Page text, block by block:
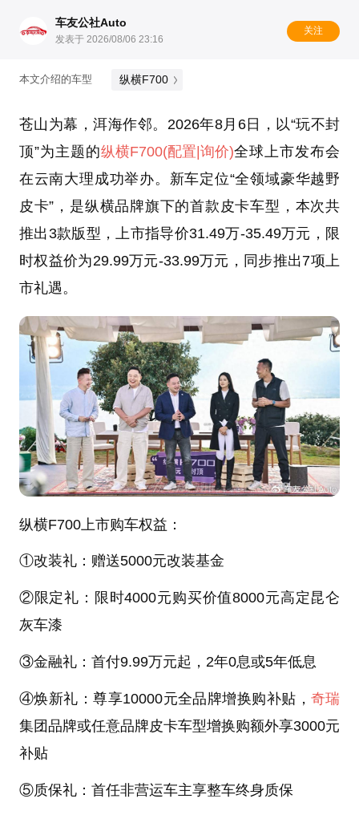
车友公社Auto
发表于 2026/08/06 23:16
关注
本文介绍的车型 纵横F700
苍山为幕，洱海作邻。2026年8月6日，以“玩不封
顶”为主题的纵横F700(配置|询价)全球上市发布会
在云南大理成功举办。新车定位“全领域豪华越野
皮卡”，是纵横品牌旗下的首款皮卡车型，本次共
推出3款版型，上市指导价31.49万-35.49万元，限
时权益价为29.99万元-33.99万元，同步推出7项上
市礼遇。
纵横F700上市购车权益：
①改装礼：赠送5000元改装基金
②限定礼：限时4000元购买价值8000元高定昆仑
灰车漆
③金融礼：首付9.99万元起，2年0息或5年低息
④焕新礼：尊享10000元全品牌增换购补贴，奇瑞
集团品牌或任意品牌皮卡车型增换购额外享3000元
补贴
⑤质保礼：首任非营运车主享整车终身质保